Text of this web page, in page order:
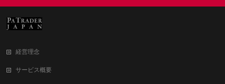
経営理念
サービス概要